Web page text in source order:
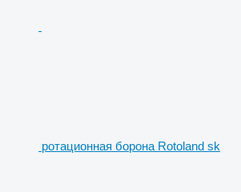
ротационная борона Rotoland sk